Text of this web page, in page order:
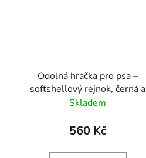
Odolná hračka pro psa –
softshellový rejnok, černá a
šedá
Skladem
560 Kč